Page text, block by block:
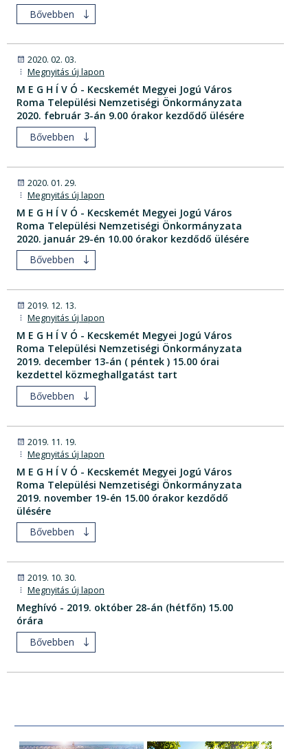
Bővebben
2020. 02. 03.
Megnyitás új lapon
M E G H Í V Ó - Kecskemét Megyei Jogú Város
Roma Települési Nemzetiségi Önkormányzata
2020. február 3-án 9.00 órakor kezdődő ülésére
Bővebben
2020. 01. 29.
Megnyitás új lapon
M E G H Í V Ó - Kecskemét Megyei Jogú Város
Roma Települési Nemzetiségi Önkormányzata
2020. január 29-én 10.00 órakor kezdődő ülésére
Bővebben
2019. 12. 13.
Megnyitás új lapon
M E G H Í V Ó - Kecskemét Megyei Jogú Város
Roma Települési Nemzetiségi Önkormányzata
2019. december 13-án ( péntek ) 15.00 órai
kezdettel közmeghallgatást tart
Bővebben
2019. 11. 19.
Megnyitás új lapon
M E G H Í V Ó - Kecskemét Megyei Jogú Város
Roma Települési Nemzetiségi Önkormányzata
2019. november 19-én 15.00 órakor kezdődő
ülésére
Bővebben
2019. 10. 30.
Megnyitás új lapon
Meghívó - 2019. október 28-án (hétfőn) 15.00
órára
Bővebben